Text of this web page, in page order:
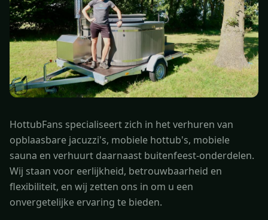
HottubFans specialiseert zich in het verhuren van
opblaasbare jacuzzi's, mobiele hottub's, mobiele
sauna en verhuurt daarnaast buitenfeest-onderdelen.
Wij staan voor eerlijkheid, betrouwbaarheid en
flexibiliteit, en wij zetten ons in om u een
onvergetelijke ervaring te bieden.